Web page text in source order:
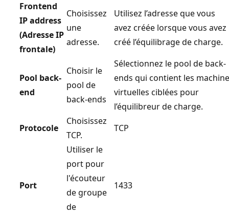
Frontend
IP address
(Adresse IP
frontale)
Choisissez
une
adresse.
Utilisez l’adresse que vous
avez créée lorsque vous avez
créé l’équilibrage de charge.
Pool back-
end
Choisir le
pool de
back-ends
Sélectionnez le pool de back-
ends qui contient les
virtuelles ciblées pour
l’équilibreur de charge.
Protocole
Choisissez
TCP.
TCP
Port
Utiliser le
port pour
l'écouteur
de groupe
de
1433